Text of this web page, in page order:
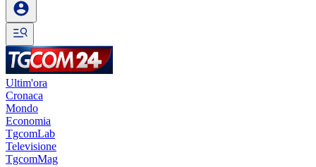
Ultim'ora
Cronaca
Mondo
Economia
TgcomLab
Televisione
TgcomMag